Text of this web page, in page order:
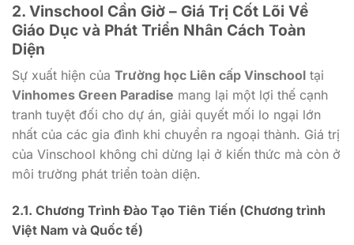
2. Vinschool Cần Giờ – Giá Trị Cốt Lõi Về
Giáo Dục và Phát Triển Nhân Cách Toàn
Diện
Sự xuất hiện của Trường học Liên cấp Vinschool tại
Vinhomes Green Paradise mang lại một lợi thế cạnh
tranh tuyệt đối cho dự án, giải quyết mối lo ngại lớn
nhất của các gia đình khi chuyển ra ngoại thành. Giá trị
của Vinschool không chỉ dừng lại ở kiến thức mà còn ở
môi trường phát triển toàn diện.
2.1. Chương Trình Đào Tạo Tiên Tiến (Chương trình
Việt Nam và Quốc tế)